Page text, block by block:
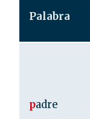
Palabra
padre